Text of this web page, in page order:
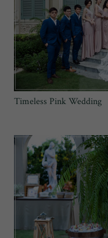
Timeless Pink Wedding